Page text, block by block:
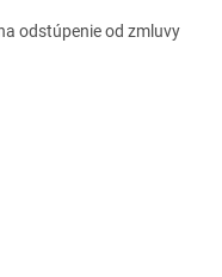
odstúpenie od zmluvy